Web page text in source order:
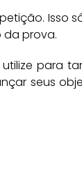
Isso
prova.
para
seus